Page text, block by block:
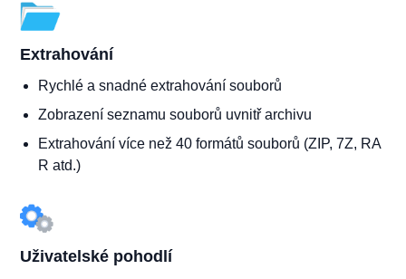
Extrahování
Rychlé a snadné extrahování souborů
Zobrazení seznamu souborů uvnitř archivu
Extrahování více než 40 formátů souborů (ZIP, 7Z, RA
R atd.)
Uživatelské pohodlí